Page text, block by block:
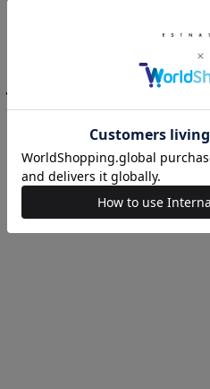
すべての生産をギリシャで行い、そ
美しさを際立たせ、エネルギッシュな
Devotion
UNUS
COLUMN
リーブワ